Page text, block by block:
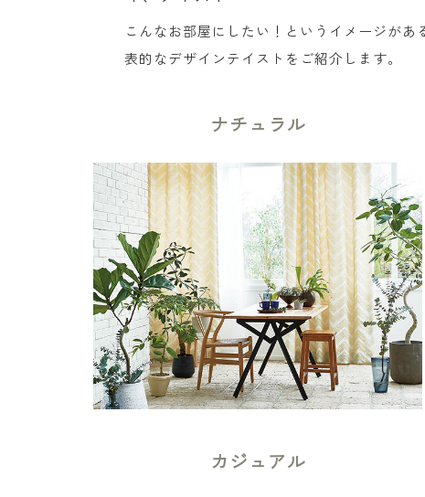
こんなお部屋にしたい！というイメージが
表的なデザインテイストをご紹介します。
ナチュラル
カジュアル